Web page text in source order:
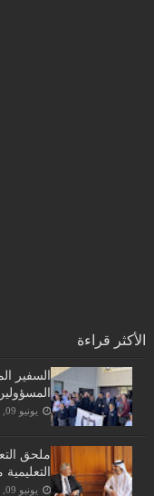
الأكثر قراءة
السفير
يونيو 09, 2023
ملحق
يونيو 09, 2023